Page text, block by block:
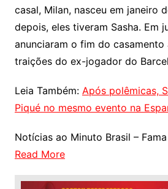
casal, Milan, nasceu em janeiro
depois, eles tiveram Sasha. Em
anunciaram o fim do
traições do ex-jogador do
Leia Também: Após polêmicas,
Piqué no mesmo evento na
Notícias ao Minuto Brasil – Fama
Read More